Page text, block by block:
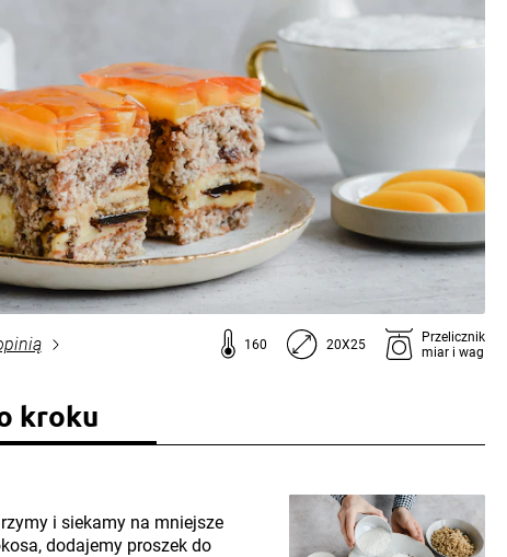
160 20X25
Przelicznik
miar i wag
kroku
i siekamy na mniejsze
dodajemy proszek do